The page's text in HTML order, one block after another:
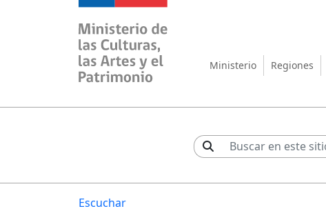
Ministerio de las
Ministerio Regiones
Escuchar